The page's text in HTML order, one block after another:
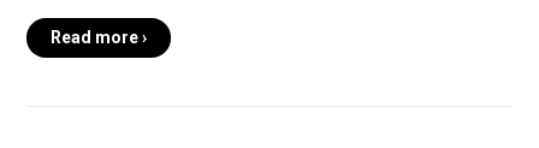
Read more ›